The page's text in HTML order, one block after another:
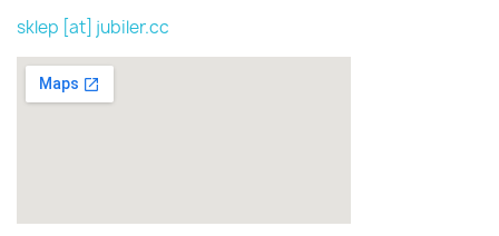
sklep [at] jubiler.cc